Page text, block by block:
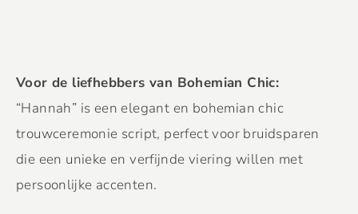
Voor de liefhebbers van Bohemian Chic:
“Hannah” is een elegant en bohemian chic
trouwceremonie script, perfect voor bruidsparen
die een unieke en verfijnde viering willen met
persoonlijke accenten.